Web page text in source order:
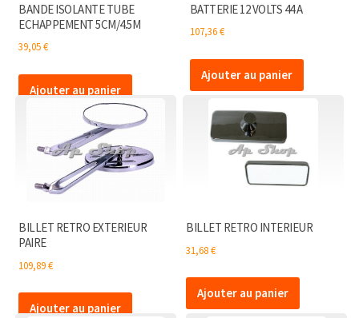
BANDE ISOLANTE TUBE
ECHAPPEMENT 5CM/4.5M
39,05€
Ajouter au panier
BATTERIE 12 VOLTS 44 A
107,36€
Ajouter au panier
BILLET RETRO EXTERIEUR
PAIRE
109,89€
Ajouter au panier
BILLET RETRO INTERIEUR
31,68€
Ajouter au panier